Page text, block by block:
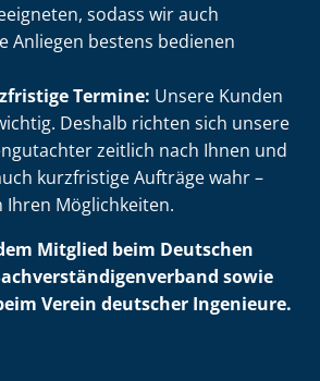
sodass wir auch
Anliegen bestens bedienen
Termine: Unsere Kunden
Deshalb richten sich unsere
zeitlich nach Ihnen und
kurzfristige Aufträge wahr –
Ihren Möglichkeiten.
Mitglied beim Deutschen
sowie
Verein deutscher Ingenieure.